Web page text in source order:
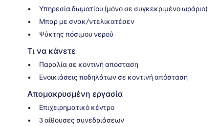
Υπηρεσία δωματίου (μόνο σε συγκεκριμένο ωράριο)
Μπαρ με σνακ/ντελικατέσεν
Ψύκτης πόσιμου νερού
Τι να κάνετε
Παραλία σε κοντινή απόσταση
Ενοικιάσεις ποδηλάτων σε κοντινή απόσταση
Απομακρυσμένη εργασία
Επιχειρηματικό κέντρο
3 αίθουσες συνεδριάσεων